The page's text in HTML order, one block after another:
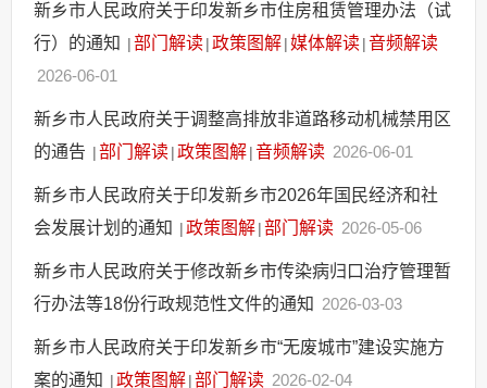
新乡市人民政府关于印发新乡市住房租赁管理办法（试
行）的通知 |部门解读|政策图解|媒体解读|音频解读
2026-06-01
新乡市人民政府关于调整高排放非道路移动机械禁用区
的通告 |部门解读|政策图解|音频解读 2026-06-01
新乡市人民政府关于印发新乡市2026年国民经济和社
会发展计划的通知 |政策图解|部门解读 2026-05-06
新乡市人民政府关于修改新乡市传染病归口治疗管理暂
行办法等18份行政规范性文件的通知 2026-03-03
新乡市人民政府关于印发新乡市“无废城市”建设实施方
案的通知 |政策图解|部门解读 2026-02-04